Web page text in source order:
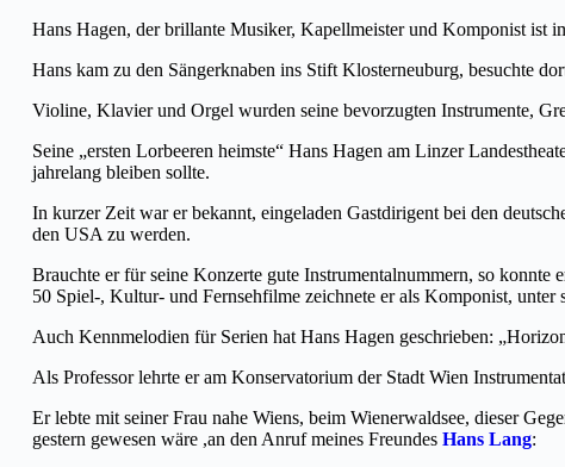
Hans Hagen, der brillante Musiker, Kapellmeister und Komponist ist
Hans kam zu den Sängerknaben ins Stift Klosterneuburg, besuchte
Violine, Klavier und Orgel wurden seine bevorzugten Instrumente,
Seine „ersten Lorbeeren heimste“ Hans Hagen am Linzer
jahrelang bleiben sollte.
In kurzer Zeit war er bekannt, eingeladen Gastdirigent bei den
den USA zu werden.
Brauchte er für seine Konzerte gute Instrumentalnummern, so
50 Spiel-, Kultur- und Fernsehfilme zeichnete er als Komponist, unter
Auch Kennmelodien für Serien hat Hans Hagen geschrieben:
Als Professor lehrte er am Konservatorium der Stadt Wien
Er lebte mit seiner Frau nahe Wiens, beim Wienerwaldsee, dieser
gestern gewesen wäre ,an den Anruf meines Freundes Hans Lang: